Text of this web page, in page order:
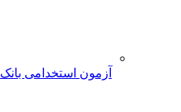
آزمون استخدامی بانک